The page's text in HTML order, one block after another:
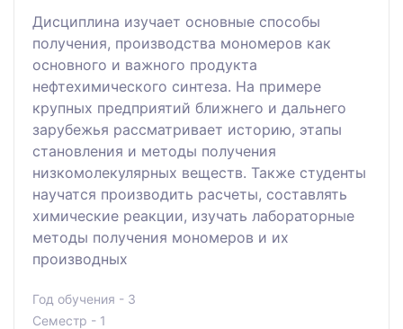
Дисциплина изучает основные способы
получения, производства мономеров как
основного и важного продукта
нефтехимического синтеза. На примере
крупных предприятий ближнего и дальнего
зарубежья рассматривает историю, этапы
становления и методы получения
низкомолекулярных веществ. Также студенты
научатся производить расчеты, составлять
химические реакции, изучать лабораторные
методы получения мономеров и их
производных
Год обучения - 3
Семестр - 1